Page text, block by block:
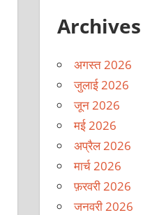
Archives
अगस्त 2026
जुलाई 2026
जून 2026
मई 2026
अप्रैल 2026
मार्च 2026
फ़रवरी 2026
जनवरी 2026